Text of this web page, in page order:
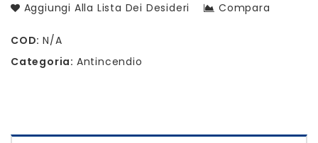
Aggiungi Alla Lista Dei Desideri Compara
COD: N/A
Categoria: Antincendio